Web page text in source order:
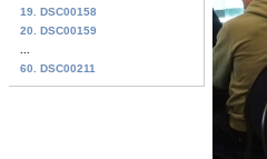
19. DSC00158
20. DSC00159
60. DSC00211